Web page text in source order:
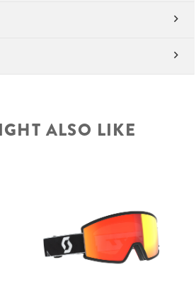
ALSO LIKE